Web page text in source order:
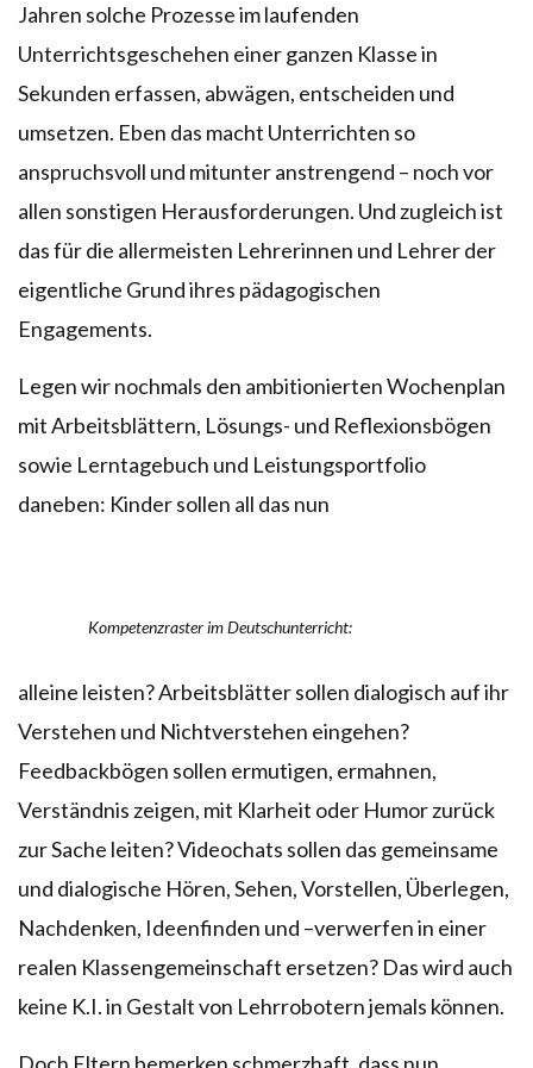
Jahren solche Prozesse im laufenden
Unterrichtsgeschehen einer ganzen Klasse in
Sekunden erfassen, abwägen, entscheiden und
umsetzen. Eben das macht Unterrichten so
anspruchsvoll und mitunter anstrengend – noch vor
allen sonstigen Herausforderungen. Und zugleich ist
das für die allermeisten Lehrerinnen und Lehrer der
eigentliche Grund ihres pädagogischen
Engagements.
Legen wir nochmals den ambitionierten Wochenplan
mit Arbeitsblättern, Lösungs- und Reflexionsbögen
sowie Lerntagebuch und Leistungsportfolio
daneben: Kinder sollen all das nun
Kompetenzraster im Deutschunterricht:
alleine leisten? Arbeitsblätter sollen dialogisch auf ihr
Verstehen und Nichtverstehen eingehen?
Feedbackbögen sollen ermutigen, ermahnen,
Verständnis zeigen, mit Klarheit oder Humor zurück
zur Sache leiten? Videochats sollen das gemeinsame
und dialogische Hören, Sehen, Vorstellen, Überlegen,
Nachdenken, Ideenfinden und –verwerfen in einer
realen Klassengemeinschaft ersetzen? Das wird auch
keine K.I. in Gestalt von Lehrrobotern jemals können.